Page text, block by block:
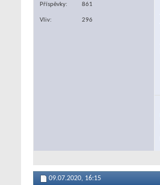
Příspěvky
861
Vliv 296
09.07.2020, 16:15